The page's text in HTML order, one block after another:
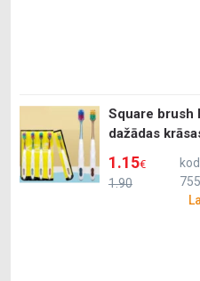
Square brush
dažādas
1.90
1.15€